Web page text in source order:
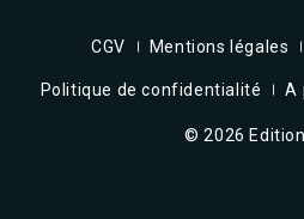
CGV Mentions légales
Politique de confidentialité A
© 2026